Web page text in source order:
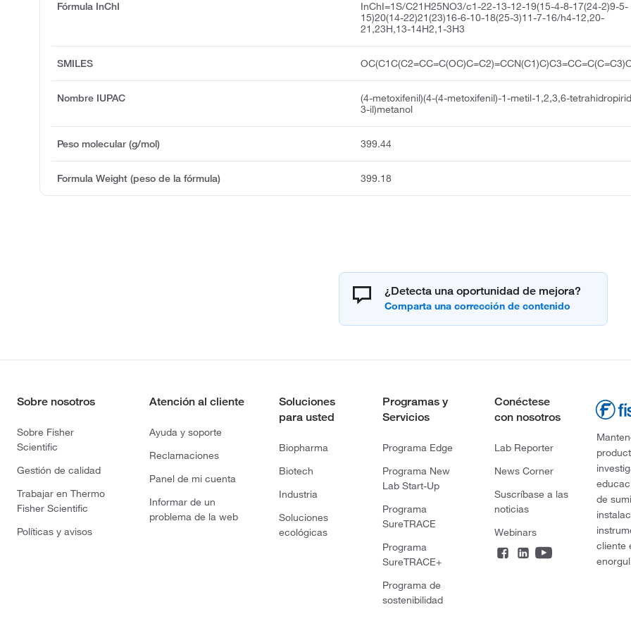
Fórmula InChI
InChI=1S/C21H25NO3/c1-22-13-12-19(15-4-8-17(24-2)9-5-
15)20(14-22)21(23)16-6-10-18(25-3)11-7-16/h4-12,20-
21,23H,13-14H2,1-3H3
SMILES
Nombre IUPAC
(4-metoxifenil)(4-(4-metoxifenil)-1-metil-1,2,3,6-
3-il)metanol
Peso molecular (g/mol) 399.44
Formula Weight (peso de la fórmula) 399.18
¿Detecta una oportunidad de mejora?
Sobre nosotros
Sobre Fisher
Scientific
Gestión de calidad
Trabajar en Thermo
Fisher Scientific
Políticas y avisos
Atención al cliente
Ayuda y soporte
Reclamaciones
Panel de mi cuenta
Informar de un
problema de la web
Soluciones
para usted
Biopharma
Biotech
Industria
Soluciones
ecológicas
Programas y
Servicios
Programa Edge
Programa New
Lab Start-Up
Programa
SureTRACE
Programa
SureTRACE+
Programa de
sostenibilidad
Conéctese
con nosotros
Lab Reporter
News Corner
Suscríbase a las
noticias
Webinars
de
cliente